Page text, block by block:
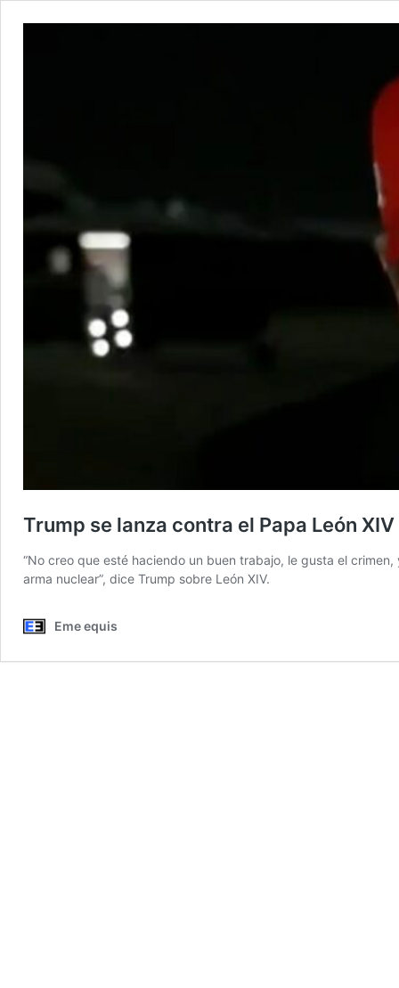
Trump se lanza contra el Papa León
“No creo que esté haciendo un buen trabajo, le gusta el
arma nuclear”, dice Trump sobre León XIV.
Eme equis